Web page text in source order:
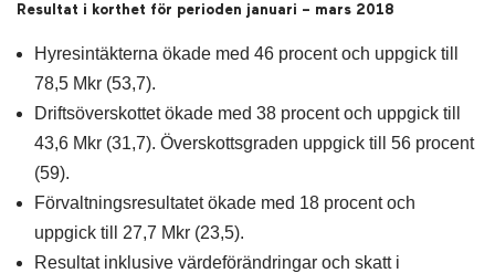
Resultat i korthet för perioden januari – mars 2018
Hyresintäkterna ökade med 46 procent och uppgick till
78,5 Mkr (53,7).
Driftsöverskottet ökade med 38 procent och uppgick till
43,6 Mkr (31,7). Överskottsgraden uppgick till 56 procent
(59).
Förvaltningsresultatet ökade med 18 procent och
uppgick till 27,7 Mkr (23,5).
Resultat inklusive värdeförändringar och skatt i